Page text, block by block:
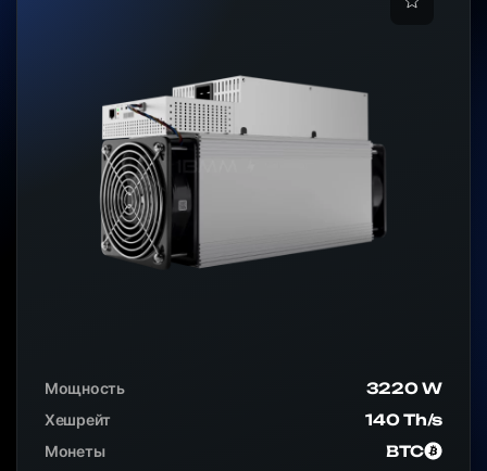
Мощность
3220 W
Хешрейт
140 Th/s
Монеты
BTC